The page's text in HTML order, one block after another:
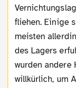
fliehen. Einige
meisten
des Lagers
wurden andere
willkürlich, um